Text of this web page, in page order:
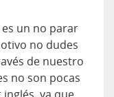
un no parar
no dudes
de nuestro
no son pocas